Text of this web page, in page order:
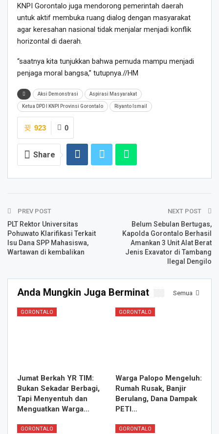
KNPI Gorontalo juga mendorong pemerintah daerah
untuk aktif membuka ruang dialog dengan masyarakat
agar keresahan nasional tidak menjalar menjadi konflik
horizontal di daerah.
“saatnya kita tunjukkan bahwa pemuda mampu menjadi
penjaga moral bangsa,” tutupnya.//HM
Aksi Demonstrasi Aspirasi Masyarakat
Ketua DPD I KNPI Provinsi Gorontalo Riyanto Ismail
0
923
Share
PREV POST
PLT Rektor Universitas
Pohuwato Klarifikasi Terkait
Isu Dana SPP Mahasiswa,
Wartawan di kembalikan
NEXT POST
Belum Sebulan Bertugas,
Kapolda Gorontalo Berhasil
Amankan 3 Unit Alat Berat
Jenis Exavator di Tambang
Ilegal Dengilo
Semua
Anda Mungkin Juga Berminat
GORONTALO
Jumat Berkah YR TIM:
Bukan Sekadar Berbagi,
Tapi Menyentuh dan
Menguatkan Warga…
GORONTALO
Warga Palopo Mengeluh:
Rumah Rusak, Banjir
Berulang, Dana Dampak
PETI…
GORONTALO GORONTALO